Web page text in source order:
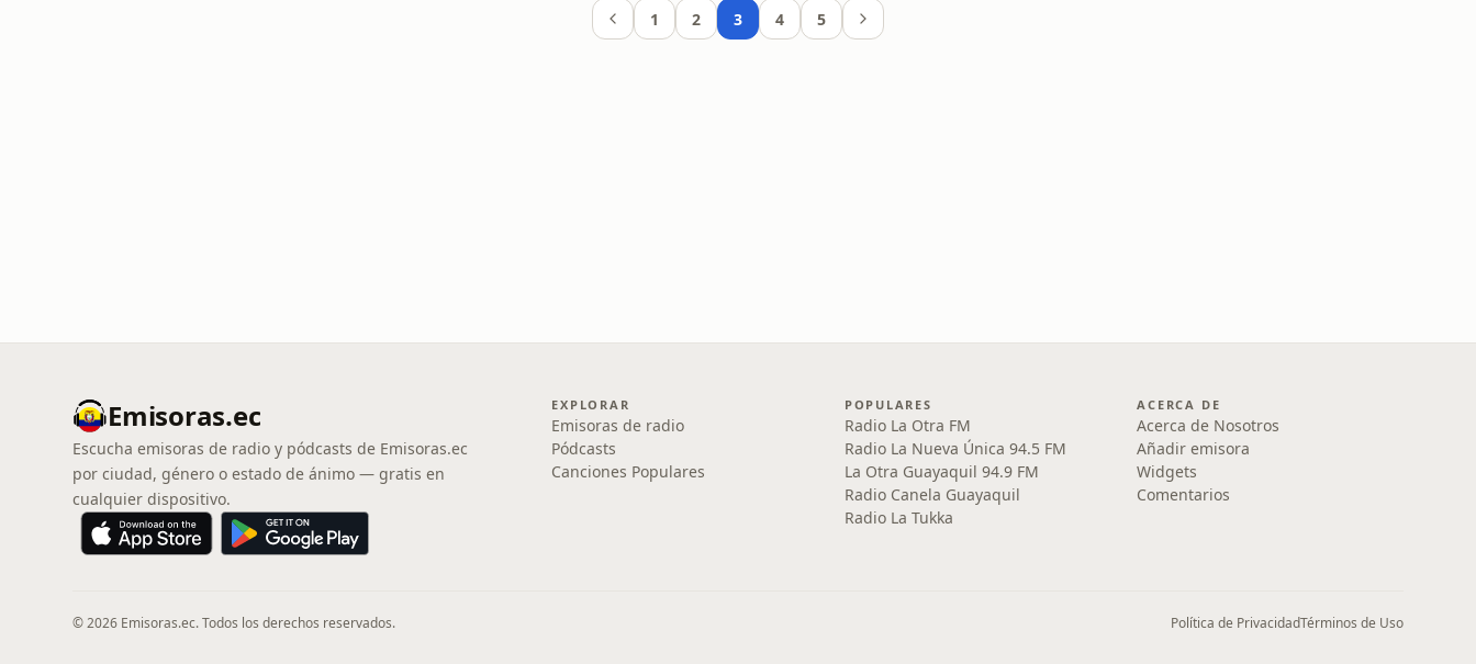
1 2 3 4 5
Emisoras.ec
Escucha emisoras de radio y pódcasts de Emisoras.ec
por ciudad, género o estado de ánimo — gratis en
cualquier dispositivo.
EXPLORAR
Emisoras de radio
Pódcasts
Canciones Populares
POPULARES
Radio La Otra FM
Radio La Nueva Única 94.5 FM
La Otra Guayaquil 94.9 FM
Radio Canela Guayaquil
Radio La Tukka
ACERCA DE
Acerca de Nosotros
Añadir emisora
Widgets
Comentarios
© 2026 Emisoras.ec. Todos los derechos reservados. Política de PrivacidadTérminos de Uso